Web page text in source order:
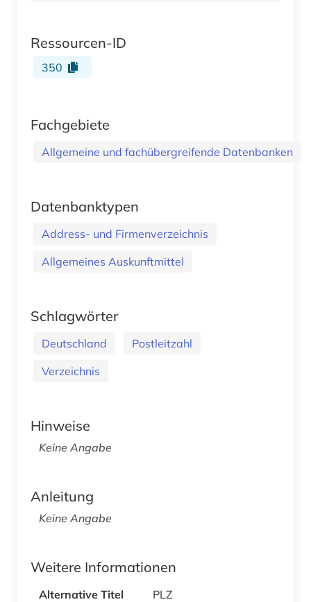
Ressourcen-ID
350
Fachgebiete
Allgemeine und fachübergreifende Datenbanken
Datenbanktypen
Address- und Firmenverzeichnis
Allgemeines Auskunftmittel
Schlagwörter
Deutschland
Postleitzahl
Verzeichnis
Hinweise
Keine Angabe
Anleitung
Keine Angabe
Weitere Informationen
Alternative Titel PLZ